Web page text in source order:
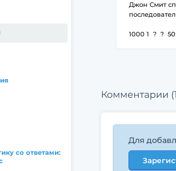
со ответами:
Джон Смит
1000 1 ? ? 50
число.
Комментарии
Для